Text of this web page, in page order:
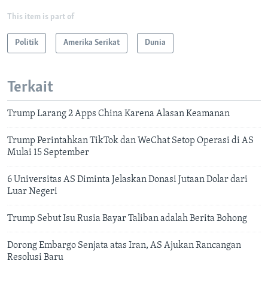
This item is part of
Politik Amerika Serikat Dunia
Terkait
Trump Larang 2 Apps China Karena Alasan Keamanan
Trump Perintahkan TikTok dan WeChat Setop Operasi di AS
Mulai 15 September
6 Universitas AS Diminta Jelaskan Donasi Jutaan Dolar dari
Luar Negeri
Trump Sebut Isu Rusia Bayar Taliban adalah Berita Bohong
Dorong Embargo Senjata atas Iran, AS Ajukan Rancangan
Resolusi Baru